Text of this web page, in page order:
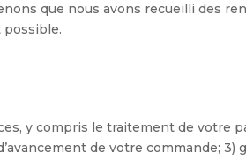
que nous avons recueilli des
possible.
y compris le traitement de votre
de votre commande;